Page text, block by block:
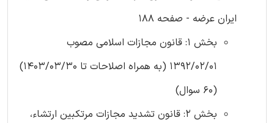
ایران عرضه - صفحه 188
بخش 1: قانون مجازات اسلامی مصوب
1392/02/01 (به همراه اصلاحات تا 1403/03/30)
(60 سوال)
بخش 2: قانون تشدید مجازات مرتکبین ارتشاء،